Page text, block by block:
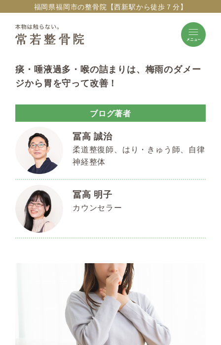
福岡県福岡市の整骨院【西新駅から徒歩７分】
痰・唾液過多・喉の詰まりは、梅雨のダメー
ジから胃を守って改善！
ブログ著者
冨高 誠治
柔道整復師、はり・きゅう師、自律
神経整体
冨高 明子
カウンセラー